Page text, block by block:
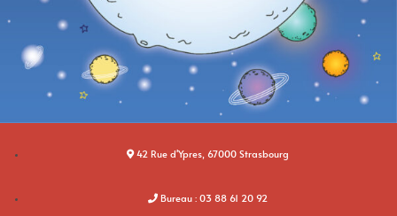
42 Rue d'Ypres, 67000 Strasbourg
Bureau : 03 88 61 20 92